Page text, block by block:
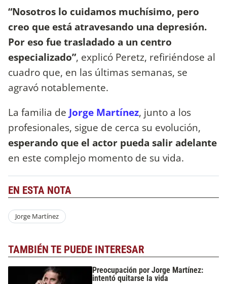
“Nosotros lo cuidamos muchísimo, pero
creo que está atravesando una depresión.
Por eso fue trasladado a un centro
especializado”, explicó Peretz, refiriéndose al
cuadro que, en las últimas semanas, se
agravó notablemente.
La familia de Jorge Martínez, junto a los
profesionales, sigue de cerca su evolución,
esperando que el actor pueda salir adelante
en este complejo momento de su vida.
EN ESTA NOTA
Jorge Martínez
TAMBIÉN TE PUEDE INTERESAR
Preocupación por Jorge Martínez:
intentó quitarse la vida